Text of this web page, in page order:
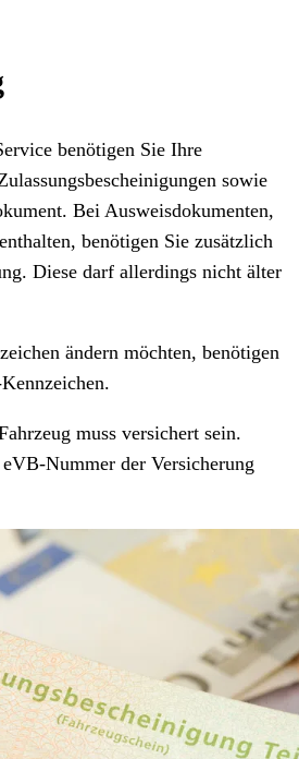
benötigen Sie Ihre
sowie
Bei Ausweisdokumenten,
benötigen Sie zusätzlich
Diese darf allerdings nicht älter
ändern möchten, benötigen
muss versichert sein.
Nummer der Versicherung